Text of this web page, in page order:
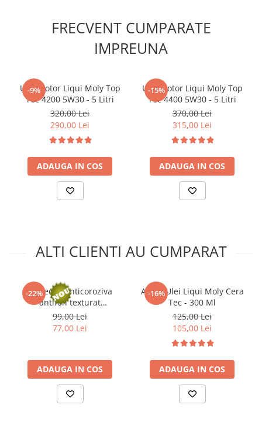
■ Tavite auto portbagaj
■ Covorase/presuri auto
■ Becuri auto
■ Accesorii auto interior
■ Accesorii auto exterior
■ Intretinere auto
■ Electrice auto
■ Truse si scule de mana
■ Stergatoare auto
■ Suporturi portbagaj
■ Consumabile service
■ Produse sezoniere
■ Produse universale
■ Echipamente atelier
FRECVENT CUMPARATE
IMPREUNA
-9%
Ulei motor Liqui Moly Top
Tec 4200 5W30 - 5 Litri
320,00 Lei
290,00 Lei
ADAUGA IN COS
-15%
Ulei motor Liqui Moly Top
Tec 4400 5W30 - 5 Litri
370,00 Lei
315,00 Lei
ADAUGA IN COS
ALTI CLIENTI AU CUMPARAT
-22%
Protectie anticoroziva
antifon texturat
supravopsibil SIKAGARD
6470 Black - 1 Litru
99,00 Lei
77,00 Lei
ADAUGA IN COS
-16%
Aditiv Ulei Liqui Moly Cera
Tec - 300 Ml
125,00 Lei
105,00 Lei
ADAUGA IN COS